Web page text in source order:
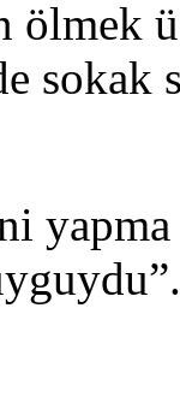
ölmek
sokak